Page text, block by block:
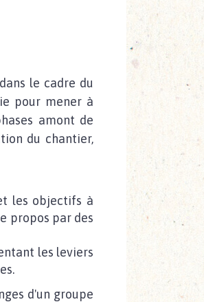
le cadre du
pour mener à
amont de
du chantier,
les objectifs à
propos par des
les leviers
d'un groupe